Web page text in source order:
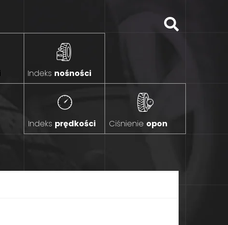
Indeks nośności
Indeks prędkości Ciśnienie opon